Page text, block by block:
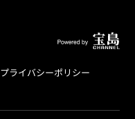
プライバシーポリシー